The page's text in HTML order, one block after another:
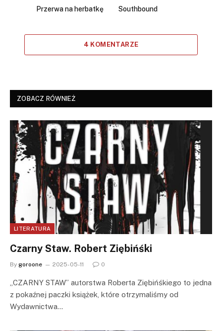
Przerwa na herbatkę Southbound
4 KOMENTARZE
ZOBACZ RÓWNIEŻ
LITERATURA
Czarny Staw. Robert Ziębińśki
By goroone 2025-05-11 0
„CZARNY STAW” autorstwa Roberta Ziębińśkiego to jedna
z pokaźnej paczki książek, które otrzymaliśmy od
Wydawnictwa…